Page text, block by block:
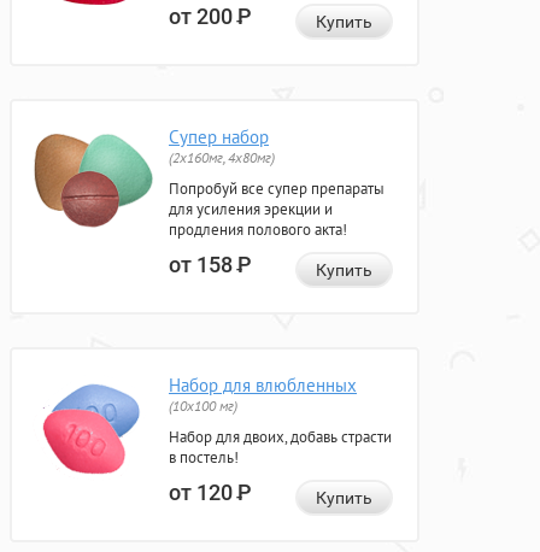
от 200Р Купить
Супер набор
(2х160мг, 4х80мг)
Попробуй все супер препараты
для усиления эрекции и
продления полового акта!
от 158Р Купить
Набор для влюбленных
(10х100 мг)
Набор для двоих, добавь страсти
в постель!
от 120Р Купить